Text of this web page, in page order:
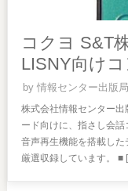
コクヨ S&T
LISNY向けコ
by情報センター出版局
株式会社情報センター
ード向けに、指さし会
音声再生機能を搭載し
厳選収録しています。